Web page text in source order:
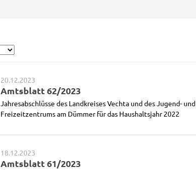
20.12.2023
Amtsblatt 62/2023
Jahresabschlüsse des Landkreises Vechta und des Jugend- und
Freizeitzentrums am Dümmer für das Haushaltsjahr 2022
18.12.2023
Amtsblatt 61/2023